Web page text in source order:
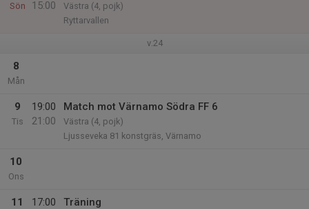
Sön
15:00
Västra (4, pojk)
Ryttarvallen
v.24
8
Mån
9
Tis
19:00
21:00
Match mot Värnamo Södra FF 6
Västra (4, pojk)
Ljusseveka 81 konstgräs, Värnamo
10
Ons
11
17:00
Träning